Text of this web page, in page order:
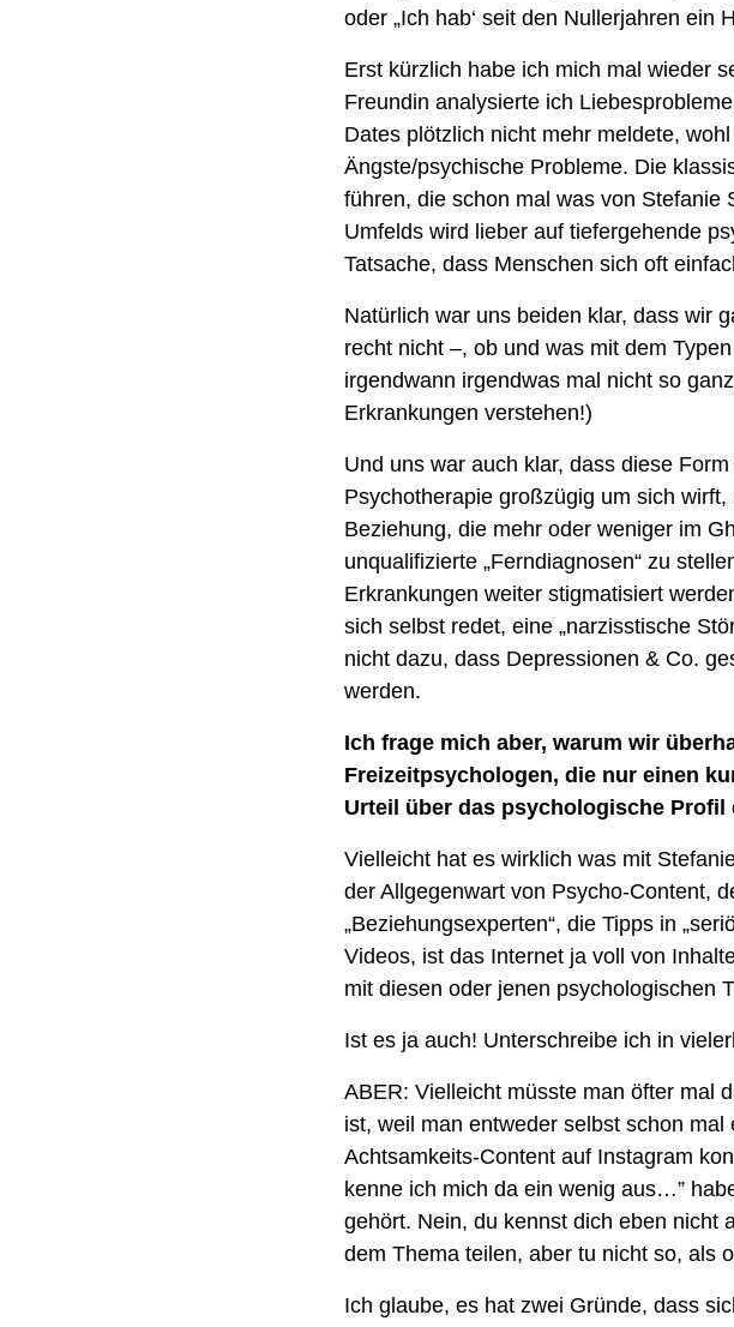
oder „Ich hab‘ seit den Nullerjahren ein
Erst kürzlich habe ich mich mal wieder
Freundin analysierte ich
Dates plötzlich nicht mehr meldete,
Ängste/psychische Probleme. Die
führen, die schon mal was von Stefanie
Umfelds wird lieber auf tiefergehende
Tatsache, dass Menschen sich oft
Natürlich war uns beiden klar, dass wir
recht nicht –, ob und was mit dem
irgendwann irgendwas mal nicht so
Erkrankungen verstehen!)
Und uns war auch klar, dass diese
Psychotherapie großzügig um sich
Beziehung, die mehr oder weniger im
unqualifizierte „Ferndiagnosen“ zu
Erkrankungen weiter stigmatisiert
sich selbst redet, eine „narzisstische
nicht dazu, dass Depressionen & Co.
werden.
Ich frage mich aber, warum wir
Freizeitpsychologen, die nur einen
Urteil über das psychologische Profil
Vielleicht hat es wirklich was mit
der Allgegenwart von Psycho-Content,
„Beziehungsexperten“, die Tipps in
Videos, ist das Internet ja voll von
mit diesen oder jenen psychologischen
Ist es ja auch! Unterschreibe ich in
ABER: Vielleicht müsste man öfter mal
ist, weil man entweder selbst schon
Achtsamkeits-Content auf Instagram
kenne ich mich da ein wenig aus…”
gehört. Nein, du kennst dich eben nicht
dem Thema teilen, aber tu nicht so, als
Ich glaube, es hat zwei Gründe, dass